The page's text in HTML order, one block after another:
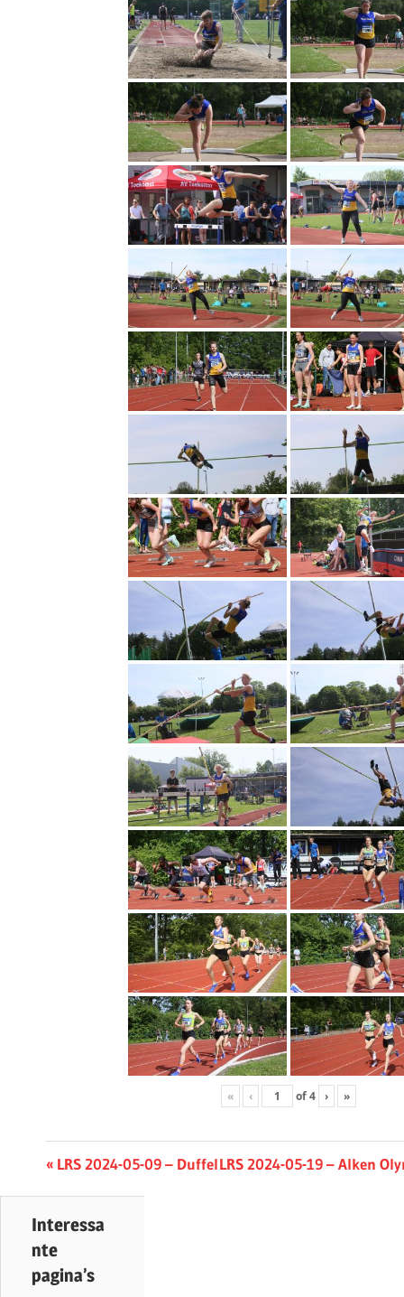
« ‹ of4 › »
Berichtnavigatie
Previous
LRS 2024-05-09 – DuffelNext
LRS 2024-05-19 – Alken
Interessa
nte
pagina’s